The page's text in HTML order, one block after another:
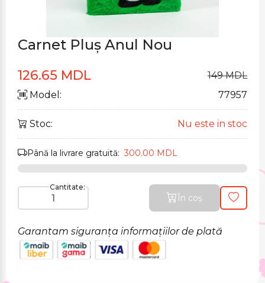
Carnet Pluș Anul Nou
126.65 MDL
149 MDL
Model:
77957
Stoc: Nu este in stoc
Până la livrare gratuită:300.00 MDL
Cantitate:
În coș
Garantam siguranța informațiilor de plată